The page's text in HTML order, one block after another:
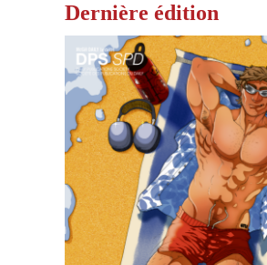
Dernière édition